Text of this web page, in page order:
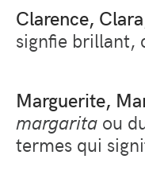
Clarence, Clara
signfie brillant,
Marguerite,
margarita ou
termes qui